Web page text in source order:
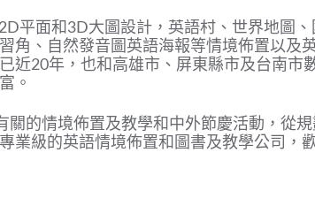
面和3D大圖設計，英語村、世界地圖、
角、自然發音圖英語海報等情境佈置以及
近20年，也和高雄市、屏東縣市及台南市
。
的情境佈置及教學和中外節慶活動，從規
業級的英語情境佈置和圖書及教學公司，